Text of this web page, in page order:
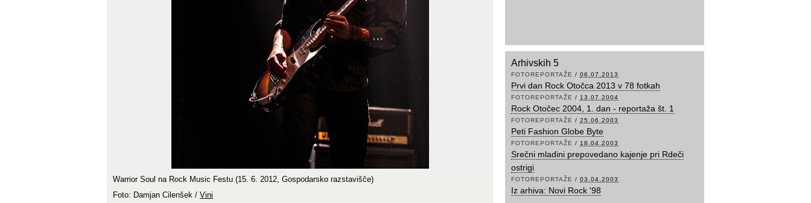
Warrior Soul na Rock Music Festu (15. 6. 2012, Gospodarsko razstavišče)
Foto: Damjan Cilenšek / Vini
Arhivskih 5
FOTOREPORTAŽE / 06.07.2013
Prvi dan Rock Otočca 2013 v 78 fotkah
FOTOREPORTAŽE / 13.07.2004
Rock Otočec 2004, 1. dan - reportaža št. 1
FOTOREPORTAŽE / 25.06.2003
Peti Fashion Globe Byte
FOTOREPORTAŽE / 18.04.2003
Srečni mladini prepovedano kajenje pri Rdeči
ostrigi
FOTOREPORTAŽE / 03.04.2003
Iz arhiva: Novi Rock '98